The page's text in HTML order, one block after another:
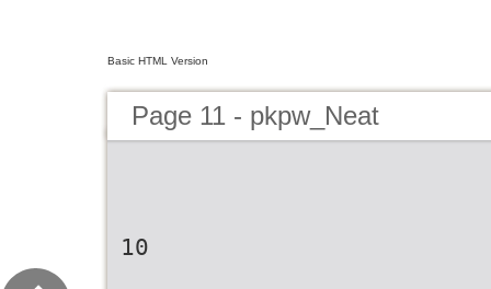
Basic HTML Version
Page 11 - pkpw_Neat
10